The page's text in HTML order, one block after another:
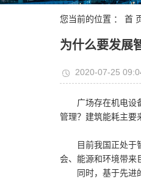
您当前的位置 ： 首
为什么要发展
2020-07-25
广场存在机电设
管理？建筑能耗主要
目前我国正处
会、能源和环境带来
同时，基于先